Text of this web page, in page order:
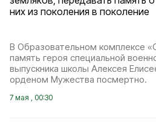
них из поколения в поколение
В Образовательном комплексе
память героя специальной
выпускника школы Алексея
орденом Мужества посмертно.
7 мая , 00:30